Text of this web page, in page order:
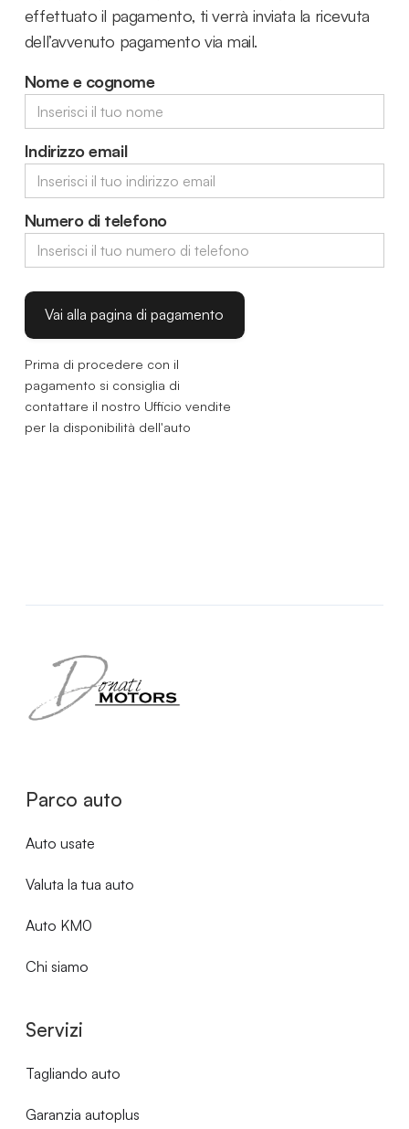
effettuato il pagamento, ti verrà inviata la ricevuta
dell’avvenuto pagamento via mail.
Nome e cognome
Indirizzo email
Numero di telefono
Prima di procedere con il
pagamento si consiglia di
contattare il nostro Ufficio vendite
per la disponibilità dell'auto
Parco auto
Auto usate
Valuta la tua auto
Auto KM0
Chi siamo
Servizi
Tagliando auto
Garanzia autoplus